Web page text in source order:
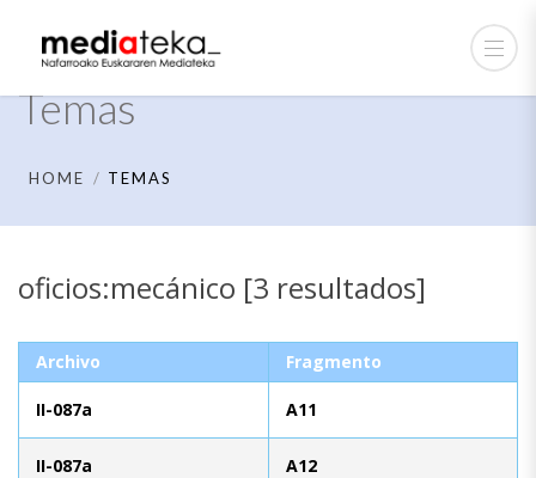
Temas
HOME TEMAS
oficios:mecánico [3 resultados]
Archivo Fragmento
II-087a A11
II-087a A12